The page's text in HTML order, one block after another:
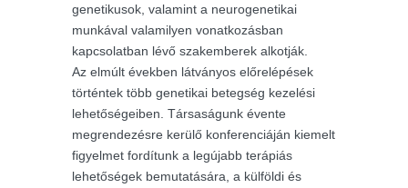
genetikusok, valamint a neurogenetikai
munkával valamilyen vonatkozásban
kapcsolatban lévő szakemberek alkotják.
Az elmúlt években látványos előrelépések
történtek több genetikai betegség kezelési
lehetőségeiben. Társaságunk évente
megrendezésre kerülő konferenciáján kiemelt
figyelmet fordítunk a legújabb terápiás
lehetőségek bemutatására, a külföldi és